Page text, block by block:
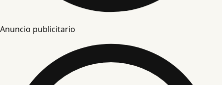
Anuncio publicitario